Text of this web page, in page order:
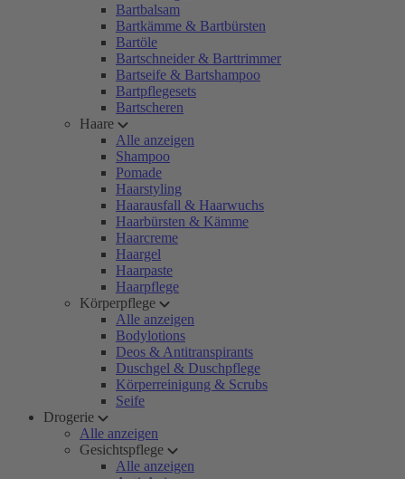
Bartbalsam
Bartkämme & Bartbürsten
Bartöle
Bartschneider & Barttrimmer
Bartseife & Bartshampoo
Bartpflegesets
Bartscheren
Haare
Alle anzeigen
Shampoo
Pomade
Haarstyling
Haarausfall & Haarwuchs
Haarbürsten & Kämme
Haarcreme
Haargel
Haarpaste
Haarpflege
Körperpflege
Alle anzeigen
Bodylotions
Deos & Antitranspirants
Duschgel & Duschpflege
Körperreinigung & Scrubs
Seife
Drogerie
Alle anzeigen
Gesichtspflege
Alle anzeigen